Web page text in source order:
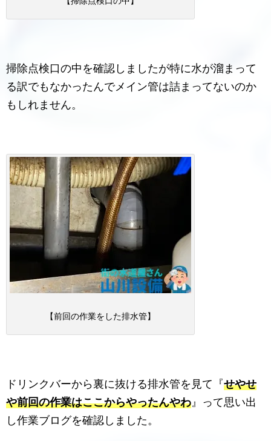
掃除点検口の中を確認しましたが特に水が溜まって
る訳でもなかったんでメイン管は詰まってないのか
もしれません。
【前回の作業をした排水管】
ドリンクバーから裏に抜ける排水管を見て『せやせ
や前回の作業はここからやったんやわ 』って思い出
し作業ブログを確認しました。